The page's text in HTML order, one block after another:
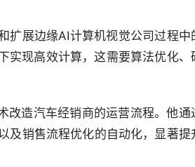
扩展边缘AI计算机视觉公司过程中
实现高效计算，这需要算法优化、
改造汽车经销商的运营流程。他通
及销售流程优化的自动化，显著提